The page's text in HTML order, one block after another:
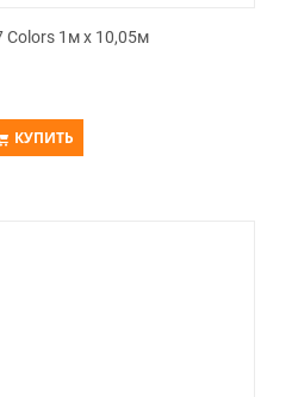
Colors 1м х 10,05м
КУПИТЬ